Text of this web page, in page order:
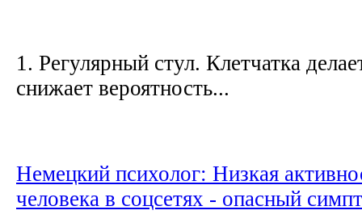
1. Регулярный стул. Клетчатка
снижает вероятность...
Немецкий психолог: Низкая
человека в соцсетях - опасный